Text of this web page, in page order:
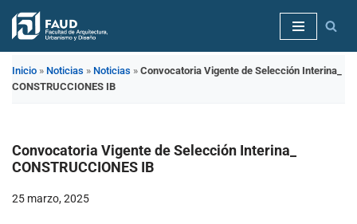
Saltar
contenido
Inicio » Noticias » Noticias » Convocatoria Vigente de Selección Interina_
CONSTRUCCIONES IB
Convocatoria Vigente de Selección Interina_
CONSTRUCCIONES IB
25 marzo, 2025